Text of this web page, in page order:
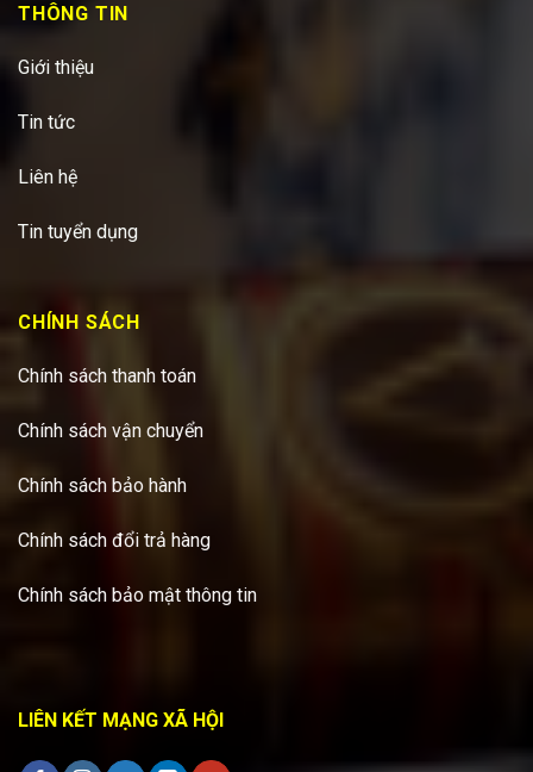
THÔNG TIN
Giới thiệu
Tin tức
Liên hệ
Tin tuyển dụng
CHÍNH SÁCH
Chính sách thanh toán
Chính sách vận chuyển
Chính sách bảo hành
Chính sách đổi trả hàng
Chính sách bảo mật thông tin
LIÊN KẾT MẠNG XÃ HỘI